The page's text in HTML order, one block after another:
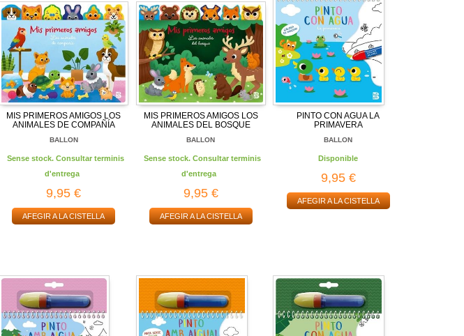
MIS PRIMEROS AMIGOS LOS
ANIMALES DE COMPAÑÍA
BALLON
Sense stock. Consultar terminis
d'entrega
9,95 €
AFEGIR A LA CISTELLA
MIS PRIMEROS AMIGOS LOS
ANIMALES DEL BOSQUE
BALLON
Sense stock. Consultar terminis
d'entrega
9,95 €
AFEGIR A LA CISTELLA
PINTO CON AGUA LA
PRIMAVERA
BALLON
Disponible
9,95 €
AFEGIR A LA CISTELLA